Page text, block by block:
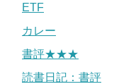
ETF
カレー
書評★★★
読書日記：書評